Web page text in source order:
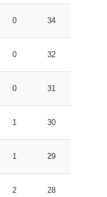
0 34
0 32
0 31
1 30
1 29
2 28